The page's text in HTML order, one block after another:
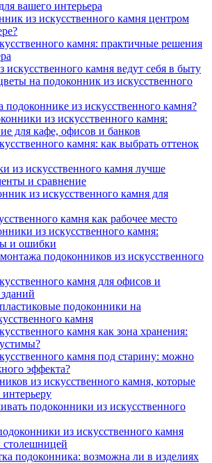
вашего интерьера
из искусственного камня центром
камня: практичные решения
камня ведут себя в быту
на подоконник из искусственного
из искусственного камня?
из искусственного камня:
для кафе, офисов и банков
камня: как выбрать оттенок
из искусственного камня лучше
и сравнение
из искусственного камня для
камня как рабочее место
из искусственного камня:
и ошибки
подоконников из искусственного
камня для офисов и
подоконники на
камня
камня как зона хранения:
камня под старину: можно
эффекта?
из искусственного камня, которые
подоконники из искусственного
из искусственного камня
столешницей
подоконника: возможна ли в изделиях